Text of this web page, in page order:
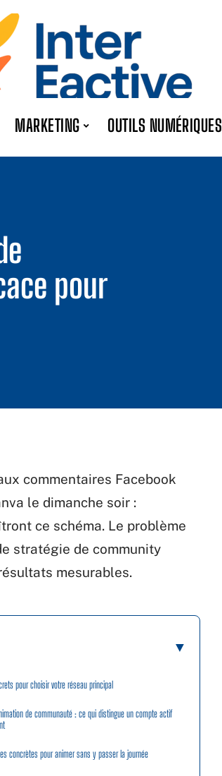
MARKETING OUTILS NUMÉRIQUES
pour
commentaires Facebook
le dimanche soir :
ce schéma. Le problème
stratégie de community
mesurables.
pour choisir votre réseau principal
de communauté : ce qui distingue un compte actif
concrètes pour animer sans y passer la journée